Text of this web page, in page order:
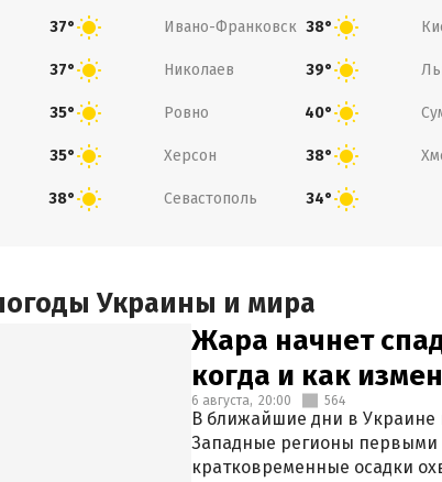
37° Ивано-Франковск 38°
37° Николаев 39°
35° Ровно 40°
35° Херсон 38°
38° Севастополь 34°
Украины и мира
Жара начнет
когда и как
6 августа, 20:00 564
В ближайшие дни в Украине
Западные регионы первыми
кратковременные осадки